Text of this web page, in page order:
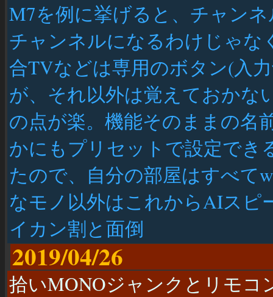
M7を例に挙げると、チャン
チャンネルになるわけじゃな
合TVなどは専用のボタン(入
が、それ以外は覚えておかな
の点が楽。機能そのままの名
かにもプリセットで設定でき
たので、自分の部屋はすべて
なモノ以外はこれからAIスピ
イカン割と面倒
2019/04/26
拾いMONOジャンクとリモコ